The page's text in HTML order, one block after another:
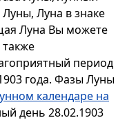
Луна в знаке
Луна Вы можете
период
года. Фазы Луны
календаре на
день 28.02.1903